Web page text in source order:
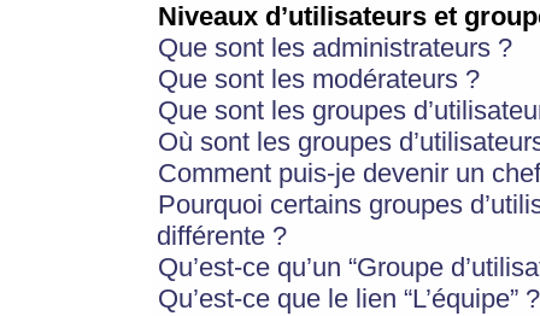
Niveaux d’utilisateurs et
Que sont les administrateurs ?
Que sont les modérateurs ?
Que sont les groupes
Où sont les groupes
Comment puis-je devenir un
Pourquoi certains groupes
différente ?
Qu’est-ce qu’un “Groupe
Qu’est-ce que le lien “L’équipe” ?